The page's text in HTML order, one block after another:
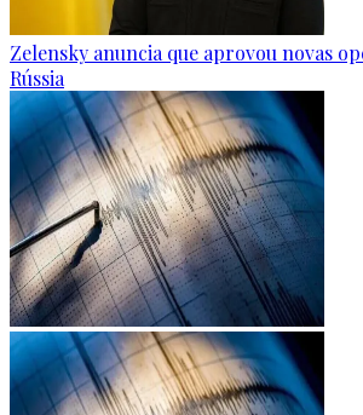
Zelensky anuncia que aprovou novas
Rússia